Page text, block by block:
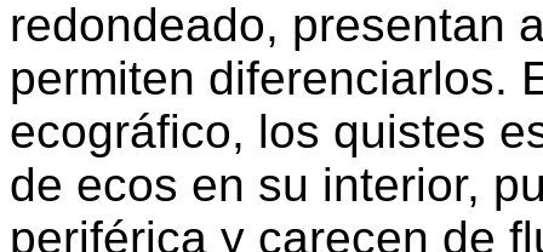
redondeado, presentan
permiten diferenciarlos.
ecográfico, los quistes
de ecos en su interior,
periférica y carecen de